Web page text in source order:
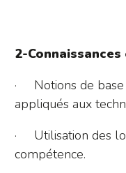
2-
· Notions de base
appliqués aux
· Utilisation des
compétence.